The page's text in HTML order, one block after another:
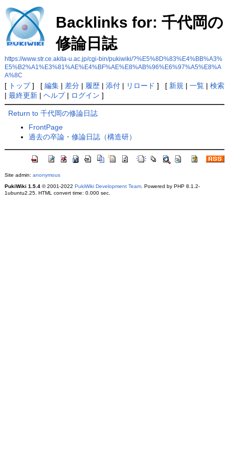
Backlinks for: 千代岡の
修論日誌
https://www.str.ce.akita-u.ac.jp/cgi-bin/pukiwiki/?%E5%8D%83%E4%BB%A3%
E5%B2%A1%E3%81%AE%E4%BF%AE%E8%AB%96%E6%97%A5%E8%A
A%8C
[ トップ] [ 編集| 差分| 履歴| 添付| リロード ] [ 新規 | 一覧| 検索
| 最終更新| ヘルプ| ログイン ]
Return to 千代岡の修論日誌
FrontPage
過去の卒論・修論日誌（構造研）
Site admin: anonymous
PukiWiki 1.5.4© 2001-2022 PukiWiki Development Team. Powered by PHP 8.1.2-
1ubuntu2.25. HTML convert time: 0.000 sec.